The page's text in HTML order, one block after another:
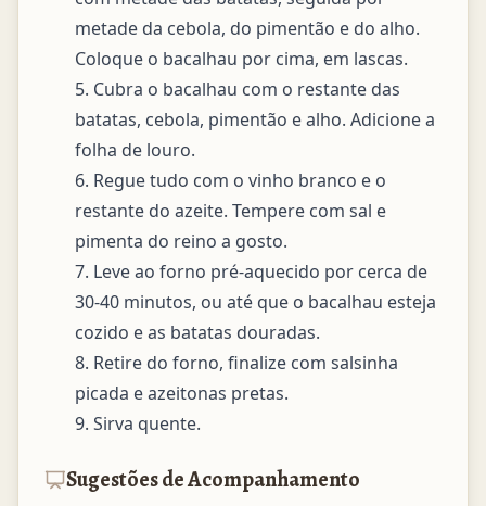
metade da cebola, do pimentão e do alho.
Coloque o bacalhau por cima, em lascas.
5. Cubra o bacalhau com o restante das
batatas, cebola, pimentão e alho. Adicione a
folha de louro.
6. Regue tudo com o vinho branco e o
restante do azeite. Tempere com sal e
pimenta do reino a gosto.
7. Leve ao forno pré-aquecido por cerca de
30-40 minutos, ou até que o bacalhau esteja
cozido e as batatas douradas.
8. Retire do forno, finalize com salsinha
picada e azeitonas pretas.
9. Sirva quente.
Sugestões de Acompanhamento